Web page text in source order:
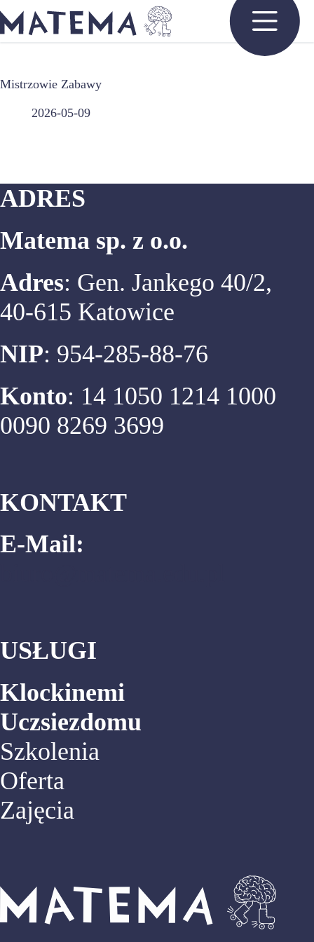
do
treści
Mistrzowie Zabawy
2026-05-09
ADRES
Matema sp. z o.o.
Adres: Gen. Jankego 40/2,
40-615 Katowice
NIP: 954-285-88-76
Konto: 14 1050 1214 1000
0090 8269 3699
KONTAKT
E-Mail:
USŁUGI
Klockinemi
Uczsiezdomu
Szkolenia
Oferta
Zajęcia